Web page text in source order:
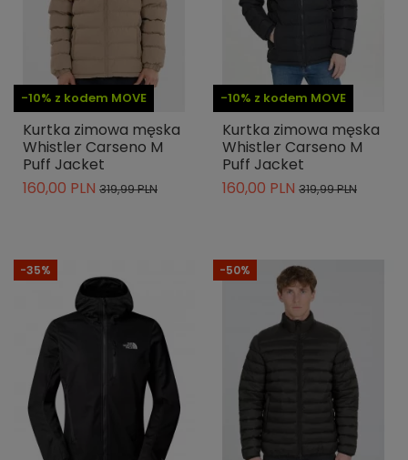
-10% z kodem MOVE
Kurtka zimowa męska
Whistler Carseno M
Puff Jacket
160,00 PLN 319,99 PLN
-10% z kodem MOVE
Kurtka zimowa męska
Whistler Carseno M
Puff Jacket
160,00 PLN 319,99 PLN
-35% -50%